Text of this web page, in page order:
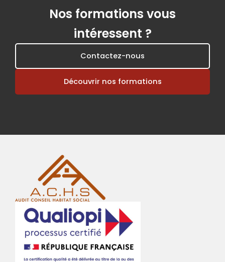
Nos formations vous
intéressent ?
Contactez-nous
Découvrir nos formations